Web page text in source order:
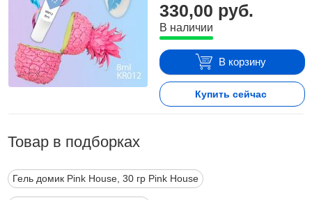
330,00 руб.
В наличии
В корзину
Купить сейчас
Товар в подборках
Гель домик Pink House, 30 гр Pink House